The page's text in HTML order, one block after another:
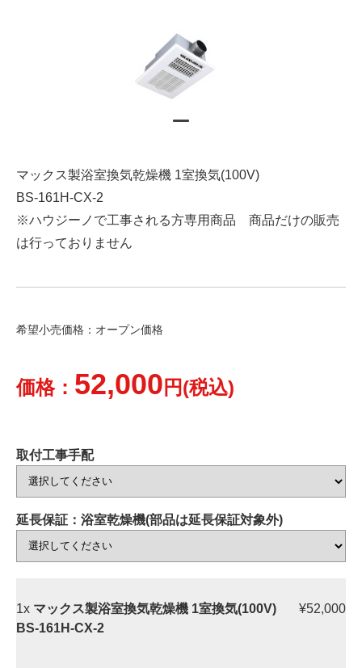
マックス製浴室換気乾燥機 1室換気(100V)
BS-161H-CX-2
※ハウジーノで工事される方専用商品 商品だけの販売
は行っておりません
希望小売価格：オープン価格
価格： 52,000 円(税込)
取付工事手配
延長保証：浴室乾燥機(部品は延長保証対象外)
1x マックス製浴室換気乾燥機 1室換気(100V)
BS-161H-CX-2
¥52,000